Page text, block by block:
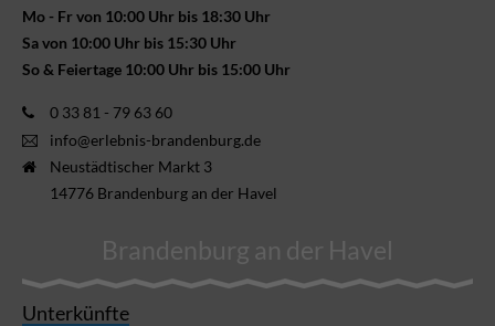
Mo - Fr von 10:00 Uhr bis 18:30 Uhr
Sa von 10:00 Uhr bis 15:30 Uhr
So & Feiertage 10:00 Uhr bis 15:00 Uhr
0 33 81 - 79 63 60
info@erlebnis-brandenburg.de
Neustädtischer Markt 3
14776 Brandenburg an der Havel
Brandenburg an der Havel
Unterkünfte